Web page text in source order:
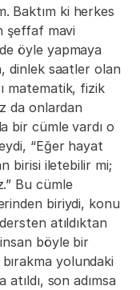
Baktım ki herkes
şeffaf mavi
öyle yapmaya
dinlek saatler olan
matematik, fizik
da onlardan
bir cümle vardı o
“Eğer hayat
birisi iletebilir mi;
Bu cümle
biriydi, konu
atıldıktan
böyle bir
yolundaki
atıldı, son adımsa